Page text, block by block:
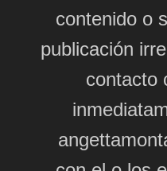
contenido o
publicación
contacto